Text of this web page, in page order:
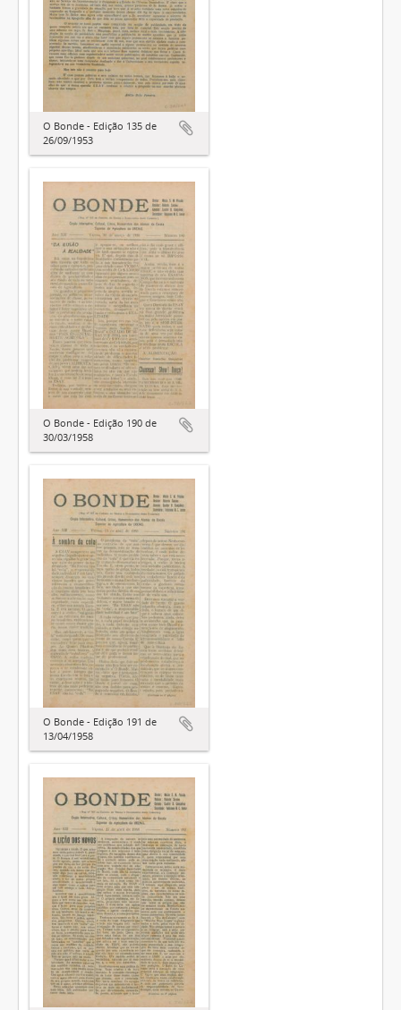
O Bonde - Edição 135 de
26/09/1953
O Bonde - Edição 190 de
30/03/1958
O Bonde - Edição 191 de
13/04/1958